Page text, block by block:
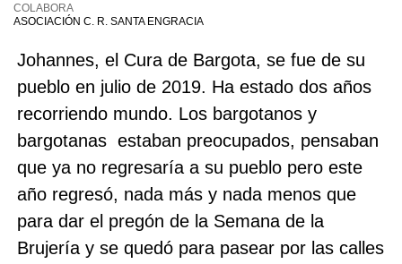
COLABORA
ASOCIACIÓN C. R. SANTA ENGRACIA
Johannes, el Cura de Bargota, se fue de su
pueblo en julio de 2019. Ha estado dos años
recorriendo mundo. Los bargotanos y
bargotanas estaban preocupados, pensaban
que ya no regresaría a su pueblo pero este
año regresó, nada más y nada menos que
para dar el pregón de la Semana de la
Brujería y se quedó para pasear por las calles